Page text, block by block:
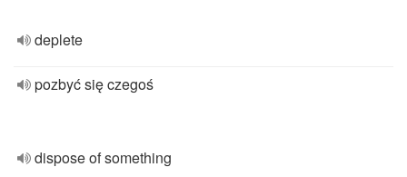
deplete
pozbyć się czegoś
dispose of something